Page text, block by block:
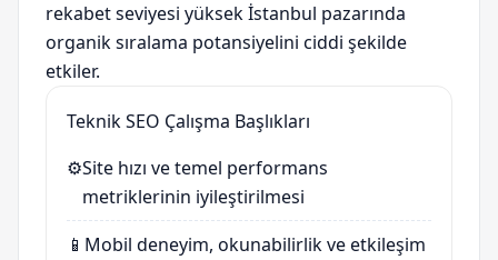
rekabet seviyesi yüksek İstanbul pazarında
organik sıralama potansiyelini ciddi şekilde
etkiler.
Teknik SEO Çalışma Başlıkları
⚙️Site hızı ve temel performans
metriklerinin iyileştirilmesi
📱 Mobil deneyim, okunabilirlik ve etkileşim